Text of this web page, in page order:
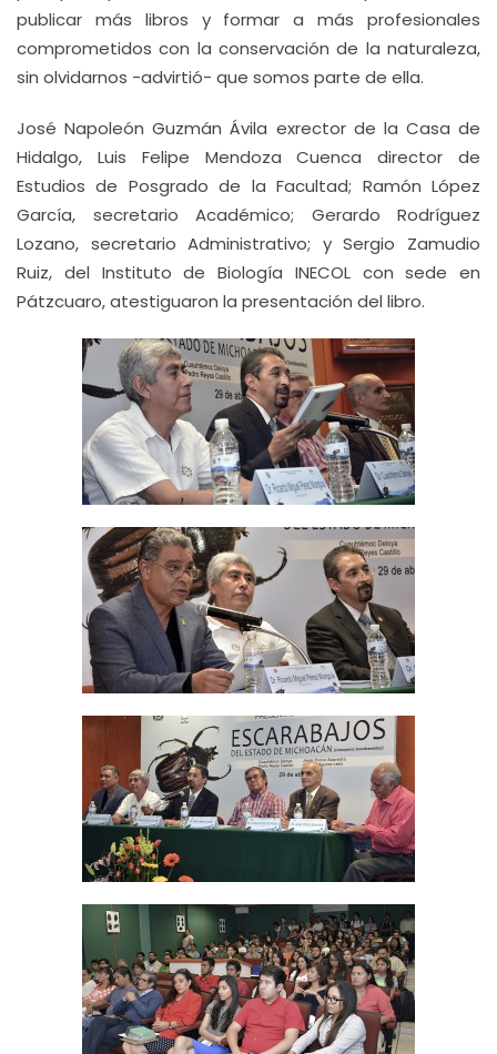
publicar más libros y formar a más profesionales
comprometidos con la conservación de la naturaleza,
sin olvidarnos -advirtió- que somos parte de ella.
José Napoleón Guzmán Ávila exrector de la Casa de
Hidalgo, Luis Felipe Mendoza Cuenca director de
Estudios de Posgrado de la Facultad; Ramón López
García, secretario Académico; Gerardo Rodríguez
Lozano, secretario Administrativo; y Sergio Zamudio
Ruiz, del Instituto de Biología INECOL con sede en
Pátzcuaro, atestiguaron la presentación del libro.